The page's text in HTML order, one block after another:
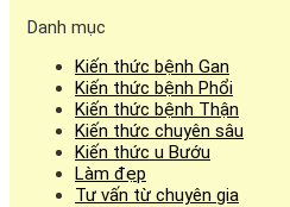
Danh mục
Kiến thức bệnh Gan
Kiến thức bệnh Phổi
Kiến thức bệnh Thận
Kiến thức chuyên sâu
Kiến thức u Bướu
Làm đẹp
Tư vấn từ chuyên gia